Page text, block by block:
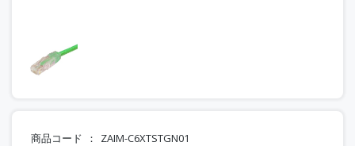
商品コード ZAIM-C6XTSTGN01